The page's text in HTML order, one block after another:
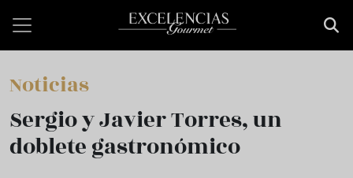
Noticias
Sergio y Javier Torres, un
doblete gastronómico